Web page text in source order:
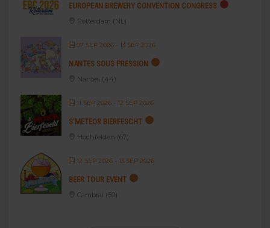
EUROPEAN BREWERY CONVENTION CONGRESS
Rotterdam (NL)
07 SEP 2026- 13 SEP 2026
NANTES SOUS PRESSION
Nantes (44)
11 SEP 2026- 12 SEP 2026
S’METEOR BIERFESCHT
Hochfelden (67)
12 SEP 2026- 13 SEP 2026
BEER TOUR EVENT
Cambrai (59)